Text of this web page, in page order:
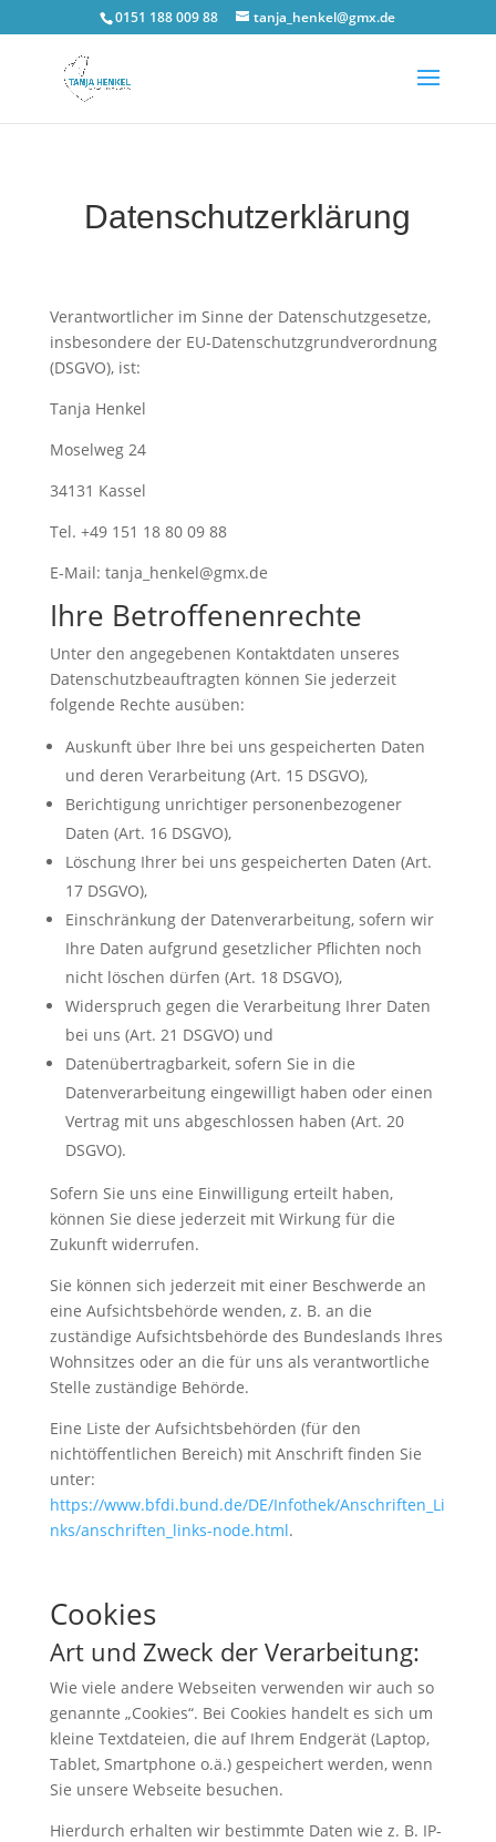
0151 188 009 88 tanja_henkel@gmx.de
Datenschutzerklärung
Verantwortlicher im Sinne der Datenschutzgesetze,
insbesondere der EU-Datenschutzgrundverordnung
(DSGVO), ist:
Tanja Henkel
Moselweg 24
34131 Kassel
Tel. +49 151 18 80 09 88
E-Mail: tanja_henkel@gmx.de
Ihre Betroffenenrechte
Unter den angegebenen Kontaktdaten unseres
Datenschutzbeauftragten können Sie jederzeit
folgende Rechte ausüben:
Auskunft über Ihre bei uns gespeicherten Daten
und deren Verarbeitung (Art. 15 DSGVO),
Berichtigung unrichtiger personenbezogener
Daten (Art. 16 DSGVO),
Löschung Ihrer bei uns gespeicherten Daten (Art.
17 DSGVO),
Einschränkung der Datenverarbeitung, sofern wir
Ihre Daten aufgrund gesetzlicher Pflichten noch
nicht löschen dürfen (Art. 18 DSGVO),
Widerspruch gegen die Verarbeitung Ihrer Daten
bei uns (Art. 21 DSGVO) und
Datenübertragbarkeit, sofern Sie in die
Datenverarbeitung eingewilligt haben oder einen
Vertrag mit uns abgeschlossen haben (Art. 20
DSGVO).
Sofern Sie uns eine Einwilligung erteilt haben,
können Sie diese jederzeit mit Wirkung für die
Zukunft widerrufen.
Sie können sich jederzeit mit einer Beschwerde an
eine Aufsichtsbehörde wenden, z. B. an die
zuständige Aufsichtsbehörde des Bundeslands Ihres
Wohnsitzes oder an die für uns als verantwortliche
Stelle zuständige Behörde.
Eine Liste der Aufsichtsbehörden (für den
nichtöffentlichen Bereich) mit Anschrift finden Sie
unter:
https://www.bfdi.bund.de/DE/Infothek/Anschriften_Li
nks/anschriften_links-node.html.
Cookies
Art und Zweck der Verarbeitung:
Wie viele andere Webseiten verwenden wir auch so
genannte „Cookies“. Bei Cookies handelt es sich um
kleine Textdateien, die auf Ihrem Endgerät (Laptop,
Tablet, Smartphone o.ä.) gespeichert werden, wenn
Sie unsere Webseite besuchen.
Hierdurch erhalten wir bestimmte Daten wie z. B. IP-